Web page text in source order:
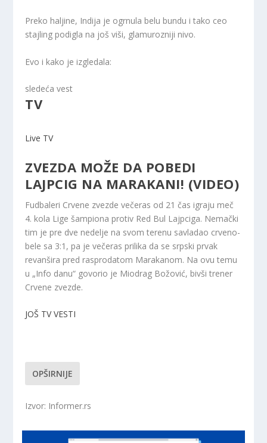
Preko haljine, Indija je ogrnula belu bundu i tako ceo
stajling podigla na još viši, glamurozniji nivo.
Evo i kako je izgledala:
sledeća vest
TV
Live TV
ZVEZDA MOŽE DA POBEDI
LAJPCIG NA MARAKANI! (VIDEO)
Fudbaleri Crvene zvezde večeras od 21 čas igraju meč
4. kola Lige šampiona protiv Red Bul Lajpciga. Nemački
tim je pre dve nedelje na svom terenu savladao crveno-
bele sa 3:1, pa je večeras prilika da se srpski prvak
revanšira pred rasprodatom Marakanom. Na ovu temu
u „Info danu“ govorio je Miodrag Božović, bivši trener
Crvene zvezde.
JOŠ TV VESTI
OPŠIRNIJE
Izvor: Informer.rs